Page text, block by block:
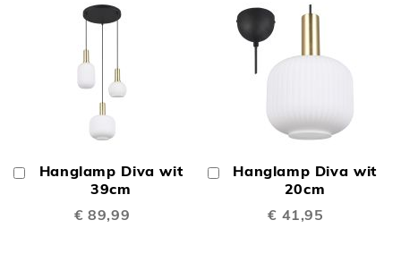
Hanglamp Diva wit
39cm
€ 89,99
In
Winkelwagen
Hanglamp Diva wit
20cm
€ 41,95
In
Winkelwagen